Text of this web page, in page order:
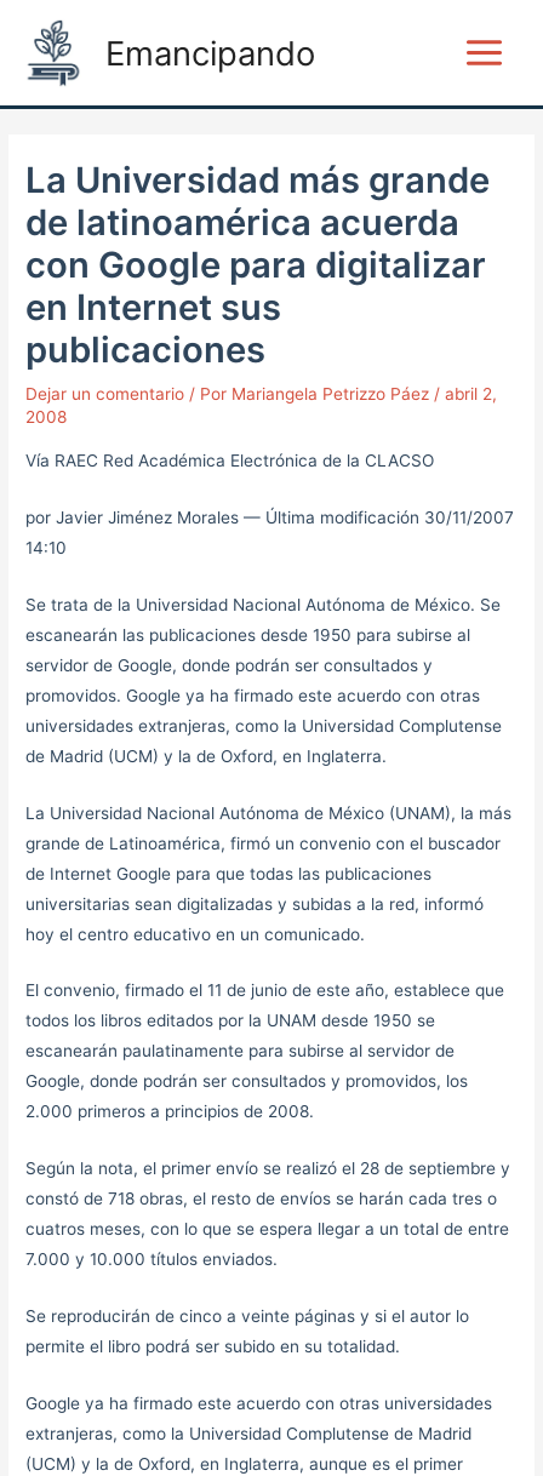
contenido
Emancipando
Menu
La Universidad más grande
de latinoamérica acuerda
con Google para digitalizar
en Internet sus
publicaciones
Dejar un comentario / Por Mariangela Petrizzo Páez/abril 2,
2008
Vía RAEC Red Académica Electrónica de la CLACSO
por Javier Jiménez Morales — Última modificación 30/11/2007
14:10
Se trata de la Universidad Nacional Autónoma de México. Se
escanearán las publicaciones desde 1950 para subirse al
servidor de Google, donde podrán ser consultados y
promovidos. Google ya ha firmado este acuerdo con otras
universidades extranjeras, como la Universidad Complutense
de Madrid (UCM) y la de Oxford, en Inglaterra.
La Universidad Nacional Autónoma de México (UNAM), la más
grande de Latinoamérica, firmó un convenio con el buscador
de Internet Google para que todas las publicaciones
universitarias sean digitalizadas y subidas a la red, informó
hoy el centro educativo en un comunicado.
El convenio, firmado el 11 de junio de este año, establece que
todos los libros editados por la UNAM desde 1950 se
escanearán paulatinamente para subirse al servidor de
Google, donde podrán ser consultados y promovidos, los
2.000 primeros a principios de 2008.
Según la nota, el primer envío se realizó el 28 de septiembre y
constó de 718 obras, el resto de envíos se harán cada tres o
cuatros meses, con lo que se espera llegar a un total de entre
7.000 y 10.000 títulos enviados.
Se reproducirán de cinco a veinte páginas y si el autor lo
permite el libro podrá ser subido en su totalidad.
Google ya ha firmado este acuerdo con otras universidades
extranjeras, como la Universidad Complutense de Madrid
(UCM) y la de Oxford, en Inglaterra, aunque es el primer
navigation